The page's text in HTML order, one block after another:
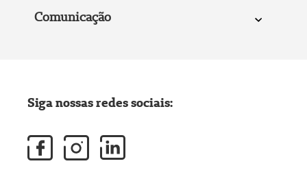
Comunicação
Siga nossas redes sociais: